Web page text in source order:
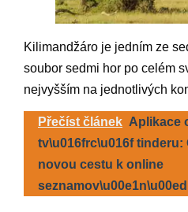
Kilimandžáro je jedním ze
soubor sedmi hor po celém
nejvyšším na jednotlivých
Přečíst článek Aplikace
tv\u016frc\u016f tinderu:
novou cestu k online
seznamov\u00e1n\u00ed